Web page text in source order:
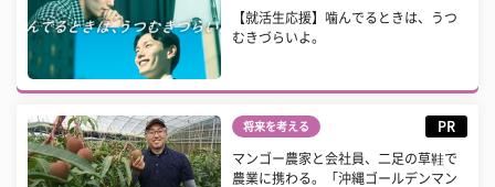
【就活生応援】噛んでるときは、うつ
むきづらいよ。
将来を考える PR
マンゴー農家と会社員、二足の草鞋で
農業に携わる。「沖縄ゴールデンマン